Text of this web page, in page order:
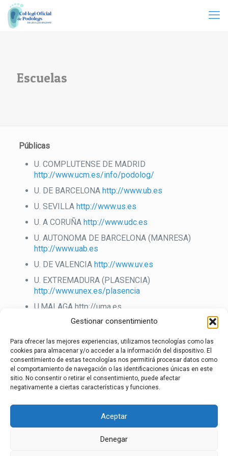
Gestionar consentimiento
Para ofrecer las mejores experiencias, utilizamos tecnologías como las
cookies para almacenar y/o acceder a la información del dispositivo. El
consentimiento de estas tecnologías nos permitirá procesar datos como
el comportamiento de navegación o las identificaciones únicas en este
sitio. No consentir o retirar el consentimiento, puede afectar
negativamente a ciertas características y funciones.
Aceptar
Denegar
Escuelas
Públicas
U. COMPLUTENSE DE MADRID
http://www.ucm.es/info/podolog/
U. DE BARCELONA http://www.ub.es
U. SEVILLA http://www.us.es
U. A CORUÑA http://www.udc.es
U. AUTONOMA DE BARCELONA (MANRESA)
http://www.uab.es
U. DE VALENCIA http://www.uv.es
U. EXTREMADURA (PLASENCIA)
http://www.unex.es/plasencia
U.MALAGA http://uma.es
U. SAN PABLO CEU MADRIDhttp://www.ceu.es
U. ALFONSO X EL SABIOhttp://www.uax.es
U. MIGUEL HERNANDEZ ALICANTE
http://www.dsp.umh.es
U. DE VALENCIA SAN VICENTE MARTIR
http://www.ucv.es